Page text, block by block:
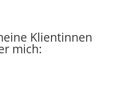
Klientinnen
mich: